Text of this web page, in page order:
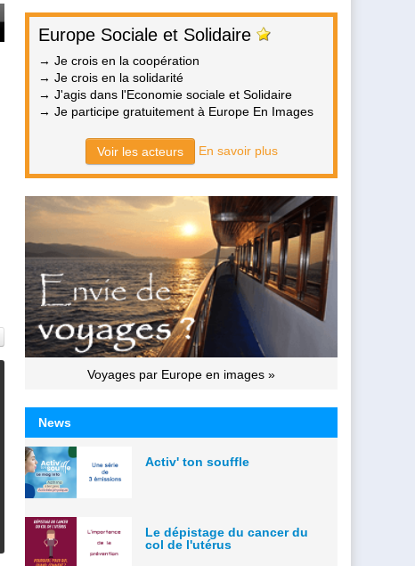
Europe Sociale et Solidaire
→ Je crois en la coopération
→ Je crois en la solidarité
→ J'agis dans l'Economie sociale et Solidaire
→ Je participe gratuitement à Europe En Images
Voir les acteurs En savoir plus
Voyages par Europe en images »
News
Activ' ton souffle
Le dépistage du cancer du
col de l'utérus